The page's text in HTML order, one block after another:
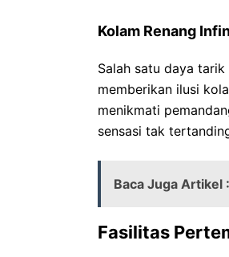
Kolam Renang
Salah satu daya
memberikan ilusi
menikmati
sensasi tak
Baca Juga Artikel :
Fasilitas